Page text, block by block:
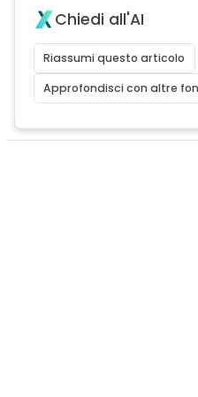
Chiedi all'AI
Riassumi questo articolo
Approfondisci con altre